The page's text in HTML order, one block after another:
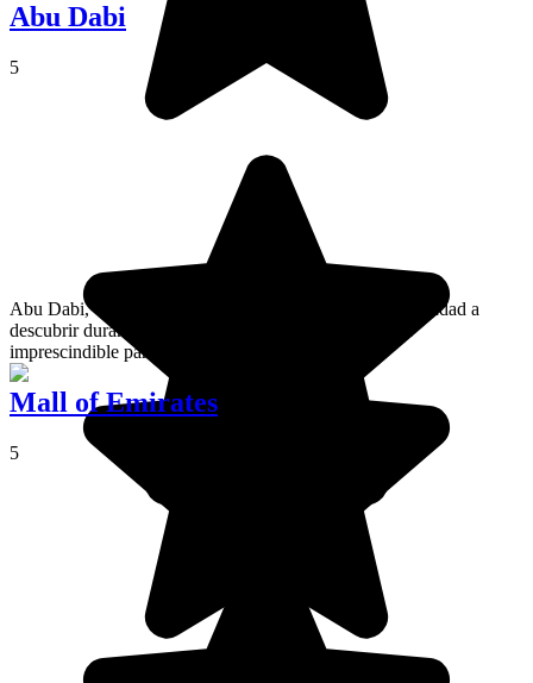
Abu Dabi
5
Abu Dabi, capital de Emiratos Árabes Unidos, es una ciudad a
descubrir durante tu estancia en el país. Es una parada
imprescindible para todo tipo de viajeros.
Mall of Emirates
5